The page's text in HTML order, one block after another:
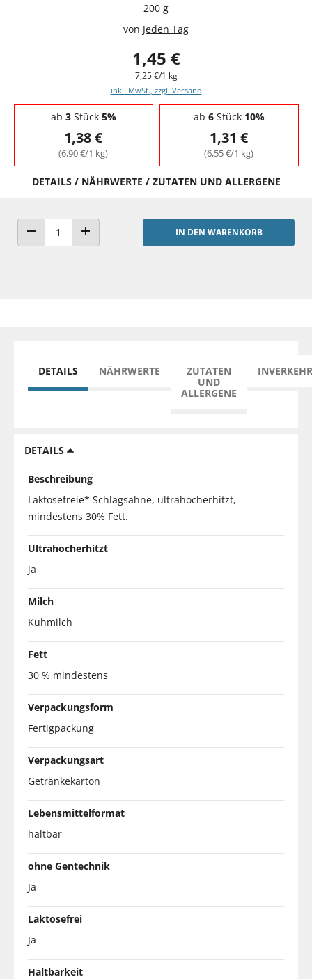
200 g
von Jeden Tag
1,45 €
7,25 €/1 kg
inkl. MwSt., zzgl. Versand
Staffelpreise - Mengenrabatt
ab 3Stück 5%
1,38 €
(6,90 €/1 kg)
ab 6Stück 10%
1,31 €
(6,55 €/1 kg)
DETAILS / NÄHRWERTE / ZUTATEN UND ALLERGENE
ANZAHL VERRINGERNANZAHL ERHÖHEN
IN DEN WARENKORB
DETAILS NÄHRWERTE
ZUTATEN
UND
ALLERGENE
DETAILS
Beschreibung
Laktosefreie* Schlagsahne, ultrahocherhitzt,
mindestens 30% Fett.
Ultrahocherhitzt
ja
Milch
Kuhmilch
Fett
30 % mindestens
Verpackungsform
Fertigpackung
Verpackungsart
Getränkekarton
Lebensmittelformat
haltbar
ohne Gentechnik
Ja
Laktosefrei
Ja
Haltbarkeit